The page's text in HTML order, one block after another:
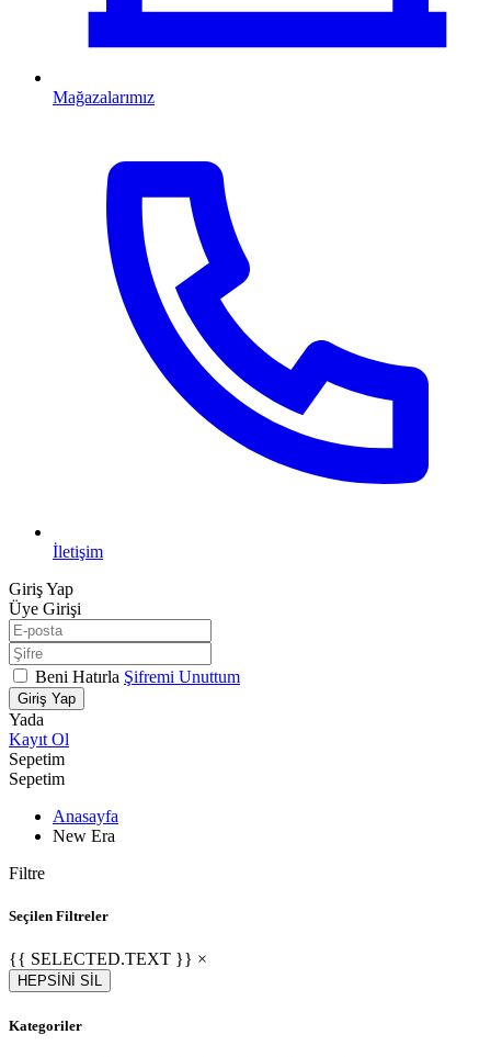
Mağazalarımız
İletişim
Giriş Yap
Üye Girişi
Beni Hatırla Şifremi Unuttum
Giriş Yap
Yada
Kayıt Ol
Sepetim
Sepetim
Anasayfa
New Era
Filtre
Seçilen Filtreler
{{ SELECTED.TEXT }} ×
HEPSİNİ SİL
Kategoriler